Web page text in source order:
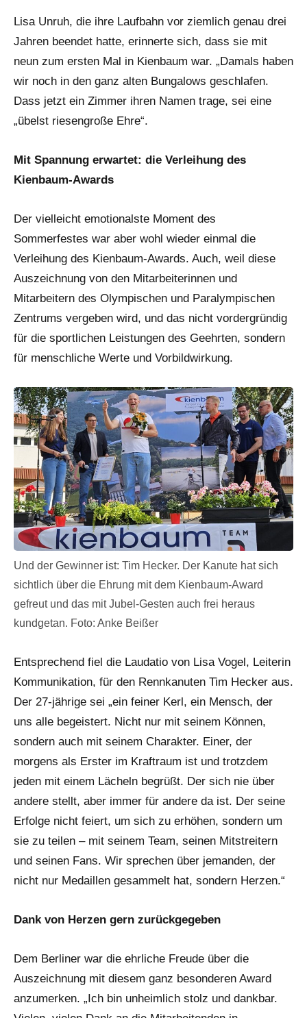
Lisa Unruh, die ihre Laufbahn vor ziemlich genau drei
Jahren beendet hatte, erinnerte sich, dass sie mit
neun zum ersten Mal in Kienbaum war. „Damals haben
wir noch in den ganz alten Bungalows geschlafen.
Dass jetzt ein Zimmer ihren Namen trage, sei eine
„übelst riesengroße Ehre“.
Mit Spannung erwartet: die Verleihung des
Kienbaum-Awards
Der vielleicht emotionalste Moment des
Sommerfestes war aber wohl wieder einmal die
Verleihung des Kienbaum-Awards. Auch, weil diese
Auszeichnung von den Mitarbeiterinnen und
Mitarbeitern des Olympischen und Paralympischen
Zentrums vergeben wird, und das nicht vordergründig
für die sportlichen Leistungen des Geehrten, sondern
für menschliche Werte und Vorbildwirkung.
Und der Gewinner ist: Tim Hecker. Der Kanute hat sich
sichtlich über die Ehrung mit dem Kienbaum-Award
gefreut und das mit Jubel-Gesten auch frei heraus
kundgetan. Foto: Anke Beißer
Entsprechend fiel die Laudatio von Lisa Vogel, Leiterin
Kommunikation, für den Rennkanuten Tim Hecker aus.
Der 27-jährige sei „ein feiner Kerl, ein Mensch, der
uns alle begeistert. Nicht nur mit seinem Können,
sondern auch mit seinem Charakter. Einer, der
morgens als Erster im Kraftraum ist und trotzdem
jeden mit einem Lächeln begrüßt. Der sich nie über
andere stellt, aber immer für andere da ist. Der seine
Erfolge nicht feiert, um sich zu erhöhen, sondern um
sie zu teilen – mit seinem Team, seinen Mitstreitern
und seinen Fans. Wir sprechen über jemanden, der
nicht nur Medaillen gesammelt hat, sondern Herzen.“
Dank von Herzen gern zurückgegeben
Dem Berliner war die ehrliche Freude über die
Auszeichnung mit diesem ganz besonderen Award
anzumerken. „Ich bin unheimlich stolz und dankbar.